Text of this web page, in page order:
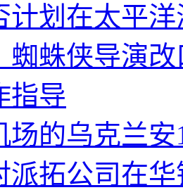
计划在太平
蜘蛛侠导演
指导
场的乌克兰
派拓公司在